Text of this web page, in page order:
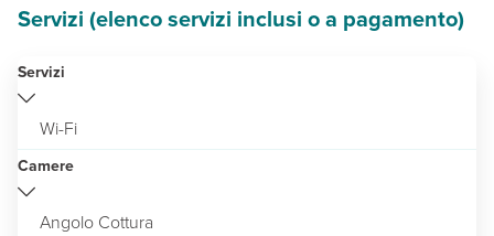
Servizi (elenco servizi inclusi o a pagamento)
Servizi
Wi-Fi
Camere
Angolo Cottura